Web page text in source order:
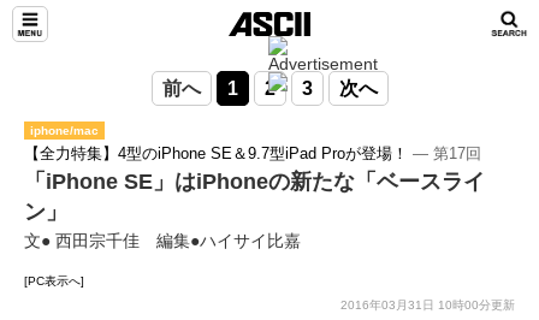
前へ 1 2 3 次へ
iphone/mac
【全力特集】4型のiPhone SE＆9.7型iPad Proが登場！ ― 第17回
「iPhone SE」はiPhoneの新たな「ベースライ
ン」
文● 西田宗千佳 編集●ハイサイ比嘉
[PC表示へ]
2016年03月31日 10時00分更新